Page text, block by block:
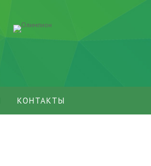
КОНТАКТЫ